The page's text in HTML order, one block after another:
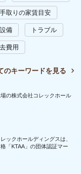
手取りの家賃目安
備 トラブル
費用
のキーワードを見る
の株式会社コレックホール
ックホールディングスは、
「KTAA」の団体認証マー